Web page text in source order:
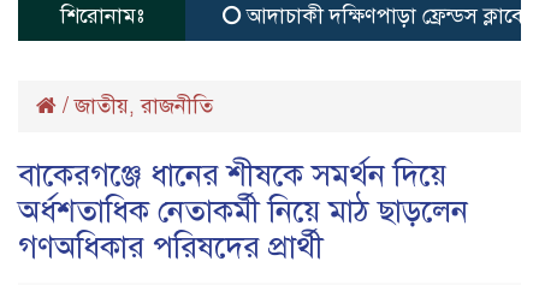
শিরোনামঃ আদাচাকী দক্ষিণপাড়া ফ্রেন্ডস ক্লাবের
/জাতীয়,রাজনীতি
বাকেরগঞ্জে ধানের শীষকে সমর্থন দিয়ে
অর্ধশতাধিক নেতাকর্মী নিয়ে মাঠ ছাড়লেন
গণঅধিকার পরিষদের প্রার্থী